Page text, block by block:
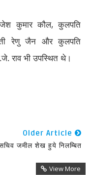
कुमार कौल,कुलपति
रेणु जैन और कुलपति
राव भी उपस्थित थे।
Older Article
जमील शेख हुये निलम्बित
View More